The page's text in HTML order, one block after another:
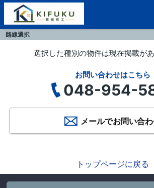
路線選択
選択した種別の物件は現在掲載があ
お問い合わせはこちら
048-954-
メールでお問い合
トップページに戻る